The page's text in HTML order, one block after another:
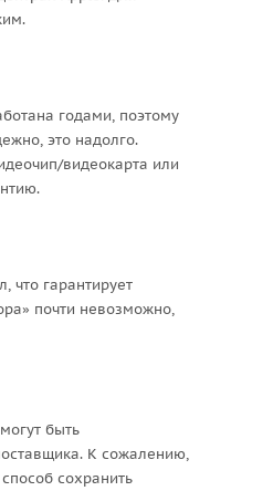
годами, поэтому
это надолго.
видеокарта или
что гарантирует
почти невозможно,
быть
К сожалению,
сохранить